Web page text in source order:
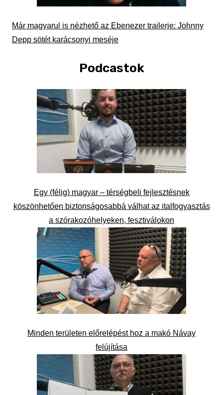
Már magyarul is nézhető az Ebenezer trailerje: Johnny
Depp sötét karácsonyi meséje
Podcastok
Egy (félig) magyar – térségbeli fejlesztésnek
köszönhetően biztonságosabbá válhat az italfogyasztás
a szórakozóhelyeken, fesztiválokon
Minden területen előrelépést hoz a makó Návay
felújítása